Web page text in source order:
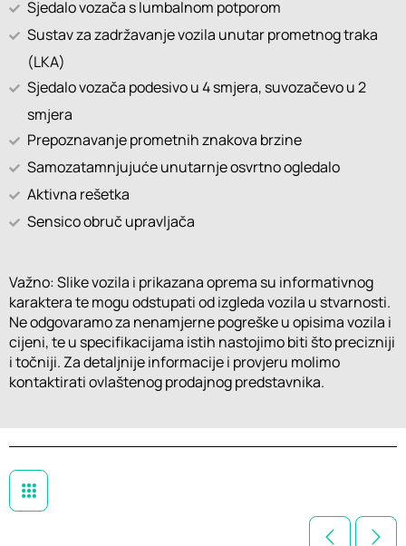
Sjedalo vozača s lumbalnom potporom
Sustav za zadržavanje vozila unutar prometnog traka
(LKA)
Sjedalo vozača podesivo u 4 smjera, suvozačevo u 2
smjera
Prepoznavanje prometnih znakova brzine
Samozatamnjujuće unutarnje osvrtno ogledalo
Aktivna rešetka
Sensico obruč upravljača
Važno: Slike vozila i prikazana oprema su informativnog
karaktera te mogu odstupati od izgleda vozila u stvarnosti.
Ne odgovaramo za nenamjerne pogreške u opisima vozila i
cijeni, te u specifikacijama istih nastojimo biti što precizniji
i točniji. Za detaljnije informacije i provjeru molimo
kontaktirati ovlaštenog prodajnog predstavnika.